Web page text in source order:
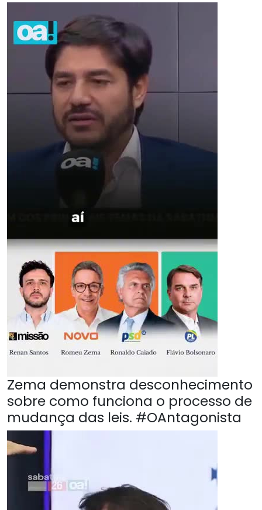
Zema demonstra desconhecimento
sobre como funciona o processo de
mudança das leis. #OAntagonista